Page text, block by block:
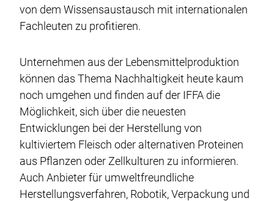
Live-Cooking-Catering
Grill-BBQ-Catering
Cocktail-Catering
Barista-Catering
Über uns
Genusswerk Rodgau
Locations
Glossar
von dem Wissensaustausch mit internationalen
Fachleuten zu profitieren.
Unternehmen aus der Lebensmittelproduktion
können das Thema Nachhaltigkeit heute kaum
noch umgehen und finden auf der IFFA die
Möglichkeit, sich über die neuesten
Entwicklungen bei der Herstellung von
kultiviertem Fleisch oder alternativen Proteinen
aus Pflanzen oder Zellkulturen zu informieren.
Auch Anbieter für umweltfreundliche
Herstellungsverfahren, Robotik, Verpackung und